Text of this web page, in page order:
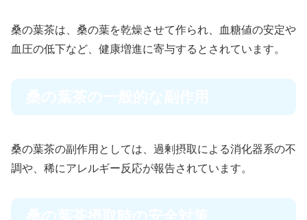
桑の葉茶は、桑の葉を乾燥させて作られ、血糖値の安定や
血圧の低下など、健康増進に寄与するとされています。
桑の葉茶の副作用としては、過剰摂取による消化器系の不
調や、稀にアレルギー反応が報告されています。